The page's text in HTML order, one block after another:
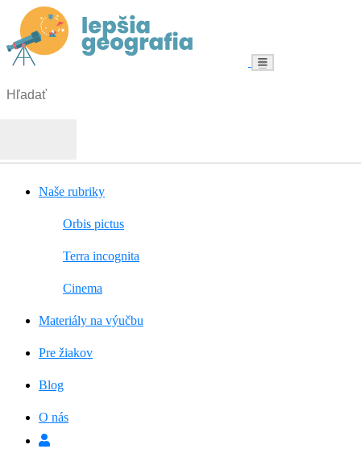
Menu
Naše rubriky
Orbis pictus
Terra incognita
Cinema
Materiály na výučbu
Pre žiakov
Blog
O nás